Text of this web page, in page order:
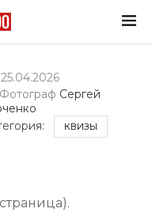
25.04.2026
Фотограф Сергей
КВИЗЫ